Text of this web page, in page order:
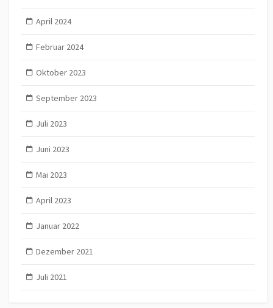
April 2024
Februar 2024
Oktober 2023
September 2023
Juli 2023
Juni 2023
Mai 2023
April 2023
Januar 2022
Dezember 2021
Juli 2021